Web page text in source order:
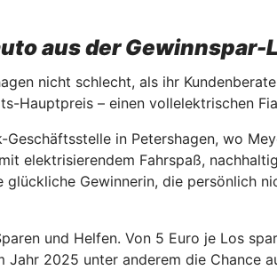
aus der
nicht schlecht, als ihr
Hauptpreis – einen vollelektrischen
in Petershagen, wo
elektrisierendem Fahrspaß,
Gewinnerin, die persönlich
und Helfen. Von 5 Euro je Los
2025 unter anderem die Chance